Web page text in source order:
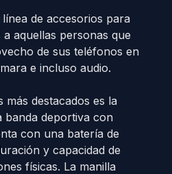
de accesorios para
aquellas personas que
de sus teléfonos en
e incluso audio.
destacados es la
banda deportiva con
con una batería de
y capacidad de
físicas. La manilla